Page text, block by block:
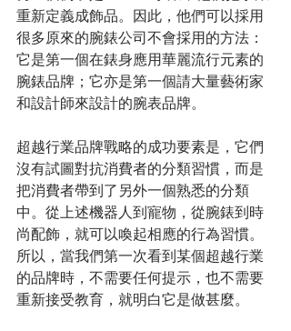
重新定義成飾品。因此，他們可以採用
很多原來的腕錶公司不會採用的方法：
它是第一個在錶身應用華麗流行元素的
腕錶品牌；它亦是第一個請大量藝術家
和設計師來設計的腕表品牌。
超越行業品牌戰略的成功要素是，它們
沒有試圖對抗消費者的分類習慣，而是
把消費者帶到了另外一個熟悉的分類
中。從上述機器人到寵物，從腕錶到時
尚配飾，就可以喚起相應的行為習慣。
所以，當我們第一次看到某個超越行業
的品牌時，不需要任何提示，也不需要
重新接受教育，就明白它是做甚麼。